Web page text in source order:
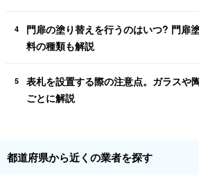
4
門扉の塗り替えを行うのはいつ? 門扉
料の種類も解説
5
表札を設置する際の注意点。ガラスや
ごとに解説
都道府県から近くの業者を探す